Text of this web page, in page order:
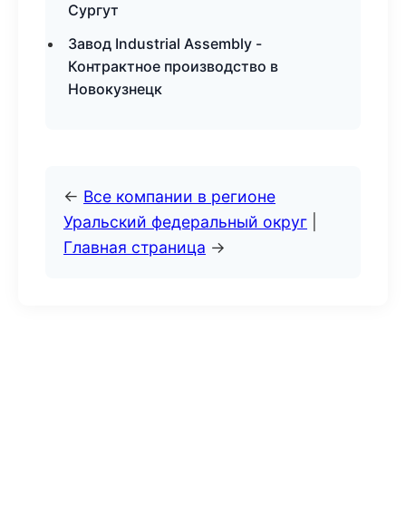
Сургут
Завод Industrial Assembly -
Контрактное производство в
Новокузнецк
← Все компании в регионе
Уральский федеральный округ
Главная страница →